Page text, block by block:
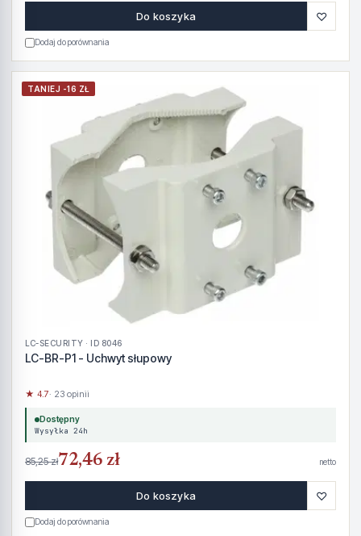
Do koszyka ♡
Dodaj do porównania
TANIEJ -16 ZŁ
LC-SECURITY · ID 8046
LC-BR-P1 - Uchwyt słupowy
★ 4.7· 23 opinii
Dostępny
Wysyłka 24h
85,25 zł72,46 zł netto
Do koszyka ♡
Dodaj do porównania